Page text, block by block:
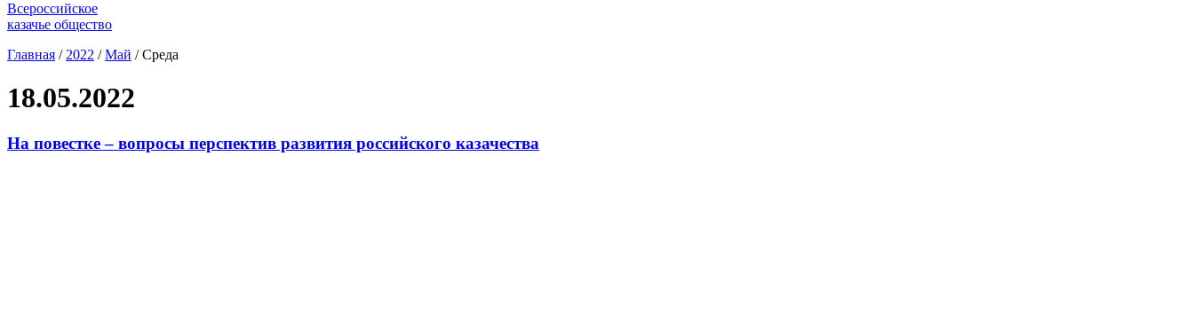
Всероссийское
казачье общество
Главная / 2022 / Май /Среда
18.05.2022
На повестке – вопросы перспектив развития российского казачества